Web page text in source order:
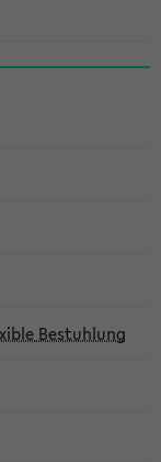
Bestuhlung